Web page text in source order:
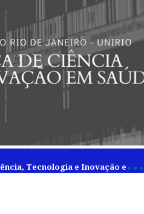
R
evista Eletrônica de Ciência, Tecnologia e Inovação em Saúde